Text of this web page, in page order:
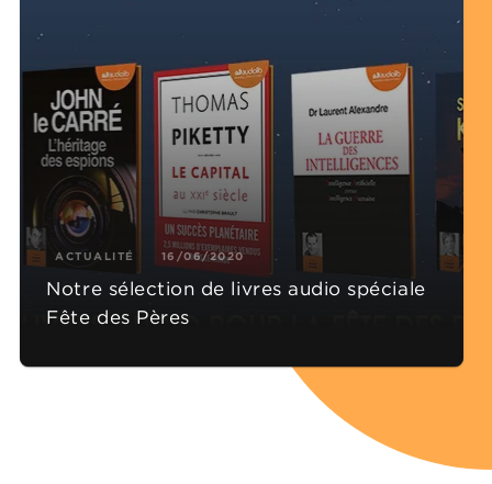
ACTUALITÉ 16/06/2020
Notre sélection de livres audio spéciale
Fête des Pères